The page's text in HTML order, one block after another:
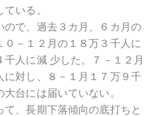
いる。
ので、過去３カ月、６カ月の
０－１２月の１８万３千人に
人に減 少した。７－１２月
対し、８－１月１７万９千
台には届いていない。
、長期下落傾向の底打ちと